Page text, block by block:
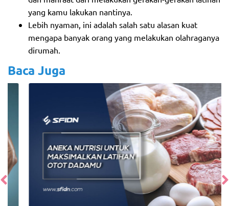
yang kamu lakukan nantinya.
Lebih nyaman, ini adalah salah satu alasan kuat
mengapa banyak orang yang melakukan olahraganya
dirumah.
Baca Juga